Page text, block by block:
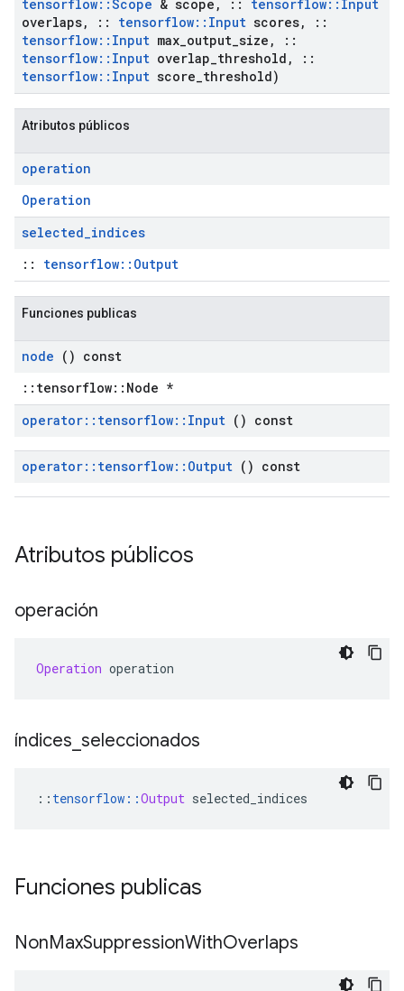
tensorflow::Scope & scope , :: tensorflow:: Input
overlaps, :: tensorflow:: Input scores,
::
tensorflow:: Input max output size ,
::
tensorflow:: Input overlap threshold ,
::
tensorflow:: Input score threshold)
Atributos públicos
operation
Operation
selected_indices
:: tensorflow::Output
Funciones publicas
node () const
::tensorflow::Node *
operator:: tensorflow:: Input () const
operator:: tensorflow:: Output () const
Atributos públicos
operación
Operation operation
índices seleccionados
:: tensorflow ::Output selected_indices
Funciones publicas
NonMaxSuppressionWithOverlaps